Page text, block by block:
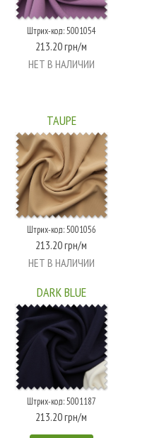
Штрих-код: 5001054
213.20 грн/м
НЕТ В НАЛИЧИИ
TAUPE
Штрих-код: 5001056
213.20 грн/м
НЕТ В НАЛИЧИИ
DARK BLUE
Штрих-код: 5001187
213.20 грн/м